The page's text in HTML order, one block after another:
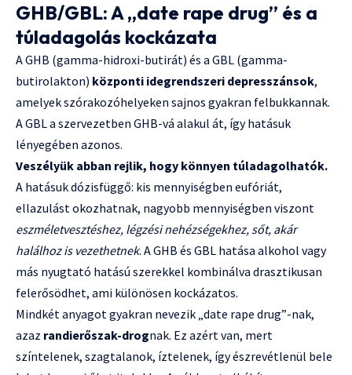
GHB/GBL: A „date rape drug” és a
túladagolás kockázata
A GHB (gamma-hidroxi-butirát) és a GBL (gamma-
butirolakton) központi idegrendszeri depresszánsok,
amelyek szórakozóhelyeken sajnos gyakran felbukkannak.
A GBL a szervezetben GHB-vá alakul át, így hatásuk
lényegében azonos.
Veszélyük abban rejlik, hogy könnyen túladagolhatók.
A hatásuk dózisfüggő: kis mennyiségben eufóriát,
ellazulást okozhatnak, nagyobb mennyiségben viszont
eszméletvesztéshez, légzési nehézségekhez, sőt, akár
halálhoz is vezethetnek. A GHB és GBL hatása alkohol vagy
más nyugtató hatású szerekkel kombinálva drasztikusan
felerősödhet, ami különösen kockázatos.
Mindkét anyagot gyakran nevezik „date rape drug”-nak,
azaz randierőszak-drognak. Ez azért van, mert
színtelenek, szagtalanok, íztelenek, így észrevétlenül bele